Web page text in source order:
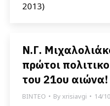
2013)
Ν.Γ.
πρώτοι
του 21ου αιώνα!
ΒΙΝΤΕΟ Byxrisiavgi 14/